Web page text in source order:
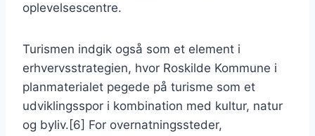
oplevelsescentre.
Turismen indgik også som et element i
erhvervsstrategien, hvor Roskilde Kommune i
planmaterialet pegede på turisme som et
udviklingsspor i kombination med kultur, natur
og byliv.[6] For overnatningssteder,